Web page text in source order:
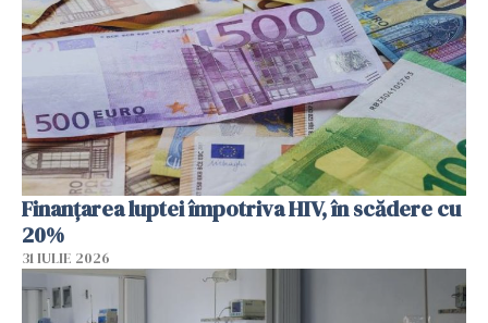
Finanțarea luptei împotriva HIV, în scădere cu
20%
31 IULIE 2026